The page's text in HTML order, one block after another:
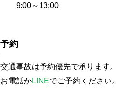
9:00～13:00
予約
交通事故は予約優先で承ります。
お電話かLINEでご予約ください。